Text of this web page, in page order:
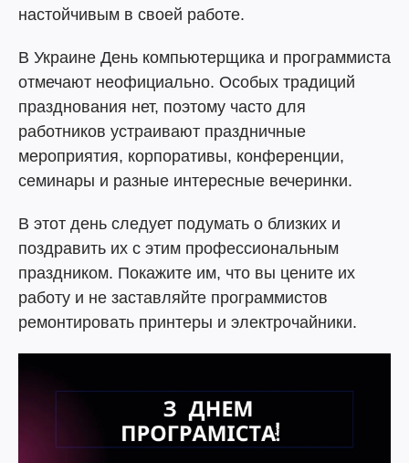
настойчивым в своей работе.
В Украине День компьютерщика и программиста
отмечают неофициально. Особых традиций
празднования нет, поэтому часто для
работников устраивают праздничные
мероприятия, корпоративы, конференции,
семинары и разные интересные вечеринки.
В этот день следует подумать о близких и
поздравить их с этим профессиональным
праздником. Покажите им, что вы цените их
работу и не заставляйте программистов
ремонтировать принтеры и электрочайники.